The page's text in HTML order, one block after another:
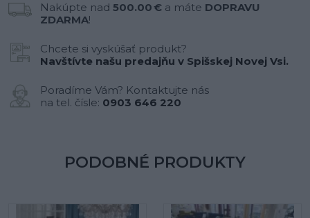
Nakúpte nad 500.00 € a máte DOPRAVU
ZDARMA!
Chcete si vyskúšať produkt?
Navštívte našu predajňu v Spišskej Novej Vsi.
Poradíme Vám? Kontaktujte nás
na tel. čísle: 0903 646 220
PODOBNÉ PRODUKTY